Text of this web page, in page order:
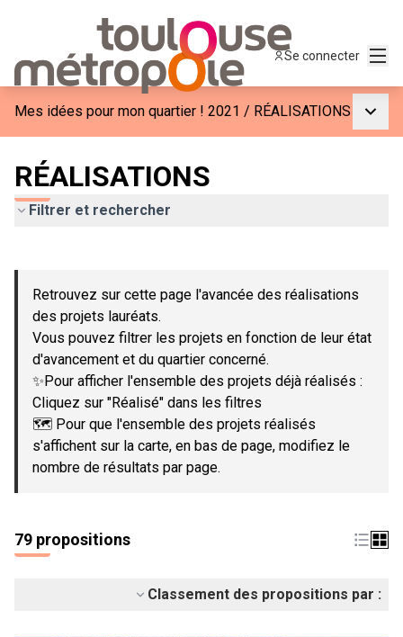
Se connecter
Mes idées pour mon quartier ! 2021 / RÉALISATIONS
RÉALISATIONS
Filtrer et rechercher
−
Retrouvez sur cette page l'avancée des réalisations
des projets lauréats.
Vous pouvez filtrer les projets en fonction de leur état
d'avancement et du quartier concerné.
✨Pour afficher l'ensemble des projets déjà réalisés :
Cliquez sur "Réalisé" dans les filtres
🗺️ Pour que l'ensemble des projets réalisés
s'affichent sur la carte, en bas de page, modifiez le
nombre de résultats par page.
79 propositions
Classement des propositions par :